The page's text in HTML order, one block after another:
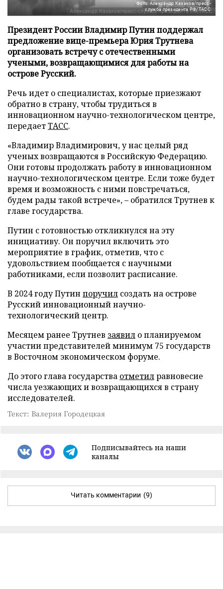
Фото: Александр Казаков/пресс-
служба президента РФ/ТАСС
Президент России Владимир Путин поддержал
предложение вице-премьера Юрия Трутнева
организовать встречу с отечественными
учеными, возвращающимися для работы на
острове Русский.
Речь идет о специалистах, которые приезжают
обратно в страну, чтобы трудиться в
инновационном научно-технологическом центре,
передаетТАСС.
«Владимир Владимирович, у нас целый ряд
ученых возвращаются в Российскую Федерацию.
Они готовы продолжать работу в инновационном
научно-технологическом центре. Если тоже будет
время и возможность с ними повстречаться,
будем рады такой встрече», – обратился Трутнев к
главе государства.
Путин с готовностью откликнулся на эту
инициативу. Он поручил включить это
мероприятие в график, отметив, что с
удовольствием пообщается с научными
работниками, если позволит расписание.
В 2024 году Путин поручил создать на острове
Русский инновационный научно-
технологический центр.
Месяцем ранее Трутнев заявил о планируемом
участии представителей минимум 75 государств
в Восточном экономическом форуме.
До этого глава государства отметилравновесие
числа уезжающих и возвращающихся в страну
исследователей.
Текст: Валерия Городецкая
Подписывайтесь на наши
каналы
Читать комментарии (9)